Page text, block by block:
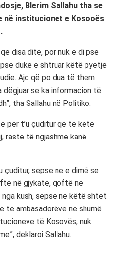
Blerim Sallahu tha se
në institucionet e Kosooës
disa ditë, por nuk e di pse
duke e shtruar këtë pyetje
Ajo që po dua të them
dëgjuar se ka informacion të
tha Sallahu në Politiko.
për t’u çuditur që të ketë
raste të ngjashme kanë
çuditur, sepse ne e dimë se
në gjykatë, qoftë në
kush, sepse në këtë shtet
të ambasadorëve në shumë
të Kosovës, nuk
deklaroi Sallahu.